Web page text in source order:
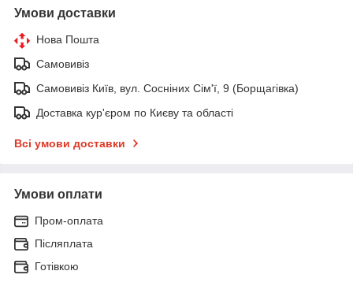
Умови доставки
Нова Пошта
Самовивіз
Самовивіз Київ, вул. Сосніних Сім'ї, 9 (Борщагівка)
Доставка кур'єром по Києву та області
Всі умови доставки
Умови оплати
Пром-оплата
Післяплата
Готівкою